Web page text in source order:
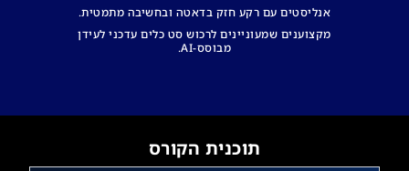
אנליסטים עם רקע חזק בדאטה ובחשיבה מתמטית.
מקצוענים שמעוניינים לרכוש סט כלים עדכני לעידן
מבוסס-AI.
תוכנית הקורס